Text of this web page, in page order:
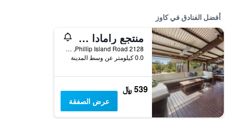
أفضل الفنادق في كاوز
منتجع رامادا فيليب آيلاند
2128 Phillip Island Road, كاوز, VIC, أستراليا
0.0 كيلومتر عن وسط المدينة
539 ﷼
عرض الصفقة